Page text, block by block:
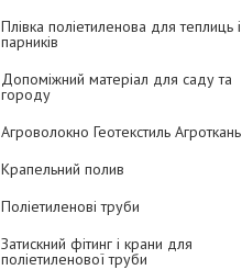
Плівка поліетиленова для теплиць і
парників
Допоміжний матеріал для саду та
городу
Агроволокно Геотекстиль Агроткань
Крапельний полив
Поліетиленові труби
Затискний фітинг і крани для
поліетиленової труби